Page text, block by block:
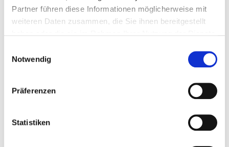
Partner führen diese Informationen möglicherweise mit
weiteren Daten zusammen, die Sie ihnen bereitgestellt
Notwendig
Präferenzen
Statistiken
Koordination und Überwachung der internen
Beauftragten
Arbeitssicherheit / HSE-Fachkraft
Durchsetzungsvermögen und
Routinierter Umgang mit den MS Office-Anwendungen
Idealerweise auch eine Ausbildung zum